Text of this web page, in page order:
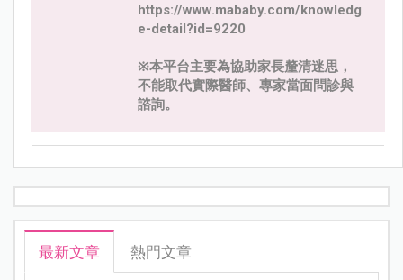
https://www.mababy.com/knowledg
e-detail?id=9220
※本平台主要為協助家長釐清迷思，
不能取代實際醫師、專家當面問診與
諮詢。
最新文章 熱門文章